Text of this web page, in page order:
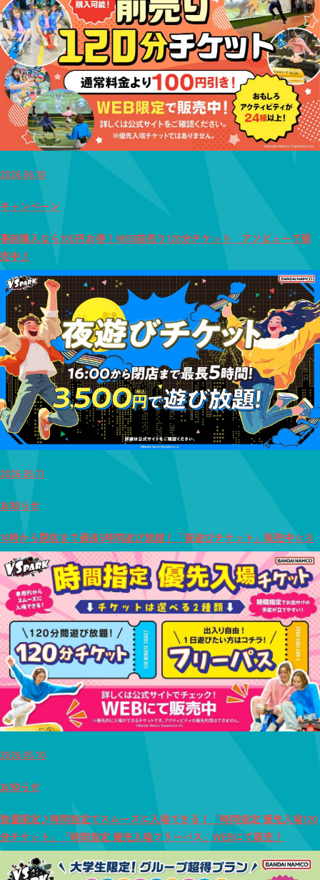
2026.06.10
キャンペーン
事前購入なら100円お得！WEB前売り120分チケット アソビューで販
売中♪
2026.05.11
お知らせ
16時から閉店まで最長5時間遊び放題！「夜遊びチケット」販売中☆彡
2026.05.10
お知らせ
数量限定♪時間指定でスムーズに入場できる！「時間指定 優先入場120
分チケット」「時間指定 優先入場フリーパス」WEBにて販売！